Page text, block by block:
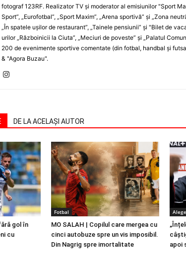
fotograf 123RF. Realizator TV şi moderator al emisiunilor "Sport
Sport”, „Eurofotbal”, „Sport Maxim”, „Arena sportivă” şi „Zona
„În spatele uşilor de restaurant”, „Tainele pensiunii” şi "Bilet de
urilor „Războinicii la Ciuta”, „Meciuri de poveste” şi „Palatul
200 de evenimente sportive comentate (din fotbal, handbal şi
& "Agora Buzau".
DE LA ACELAȘI AUTOR
gol în
cu
Fotbal
MO SALAH | Copilul care mergea cu
cinci autobuze spre un vis imposibil.
Din Nagrig spre imortalitate
apoi